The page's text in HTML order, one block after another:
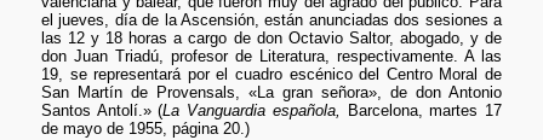
el jueves, día de la Ascensión, están anunciadas dos sesiones a
las 12 y 18 horas a cargo de don Octavio Saltor, abogado, y de
don Juan Triadú, profesor de Literatura, respectivamente. A las
19, se representará por el cuadro escénico del Centro Moral de
San Martín de Provensals, «La gran señora», de don Antonio
Santos Antolí.» (La Vanguardia española,
Barcelona, martes 17
de mayo de 1955, página 20.)